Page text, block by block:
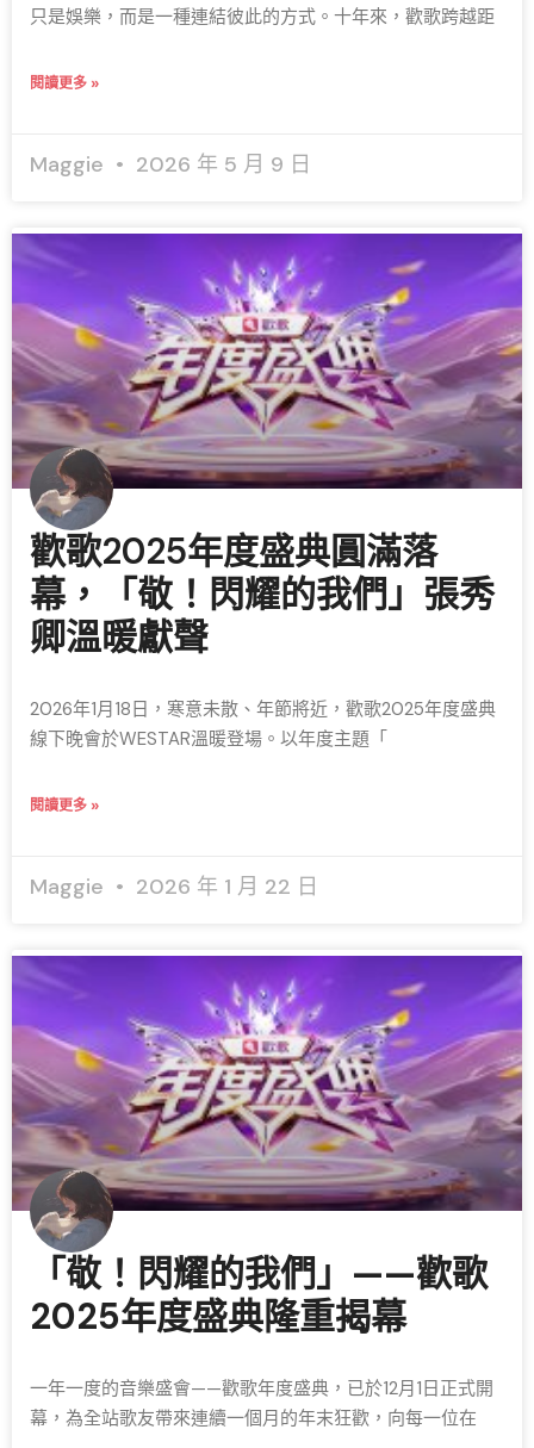
只是娛樂，而是一種連結彼此的方式。十年來，歡歌跨越距
閱讀更多 »
Maggie 2026 年 5 月 9 日
歡歌2025年度盛典圓滿落
幕，「敬！閃耀的我們」張秀
卿溫暖獻聲
2026年1月18日，寒意未散、年節將近，歡歌2025年度盛典
線下晚會於WESTAR溫暖登場。以年度主題「
閱讀更多 »
Maggie 2026 年 1 月 22 日
「敬！閃耀的我們」——歡歌
2025年度盛典隆重揭幕
一年一度的音樂盛會——歡歌年度盛典，已於12月1日正式開
幕，為全站歌友帶來連續一個月的年末狂歡，向每一位在